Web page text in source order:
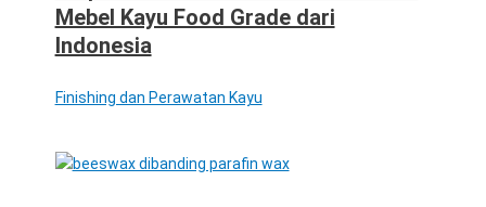
Mebel Kayu Food Grade dari
Indonesia
Finishing dan Perawatan Kayu